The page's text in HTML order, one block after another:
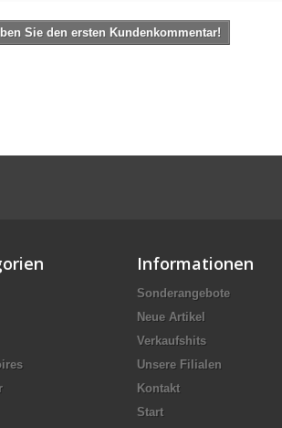
Sie den ersten Kundenkommentar!
Informationen
Sonderangebote
Neue Artikel
Verkaufshits
Unsere Filialen
Kontakt
Start